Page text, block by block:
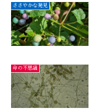
ささやかな発見
命の不思議